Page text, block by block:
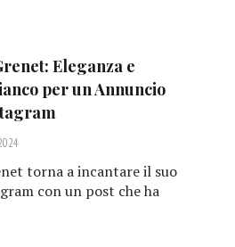
Eleganza e
per un Annuncio
torna a incantare il suo
con un post che ha